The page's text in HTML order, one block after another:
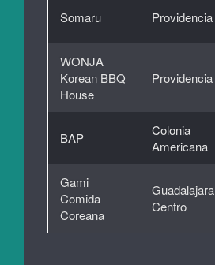
Somaru Providencia
WONJA
Korean BBQ
House
Providencia
BAP
Colonia
Americana
Gami
Comida
Coreana
Guadalajara
Centro